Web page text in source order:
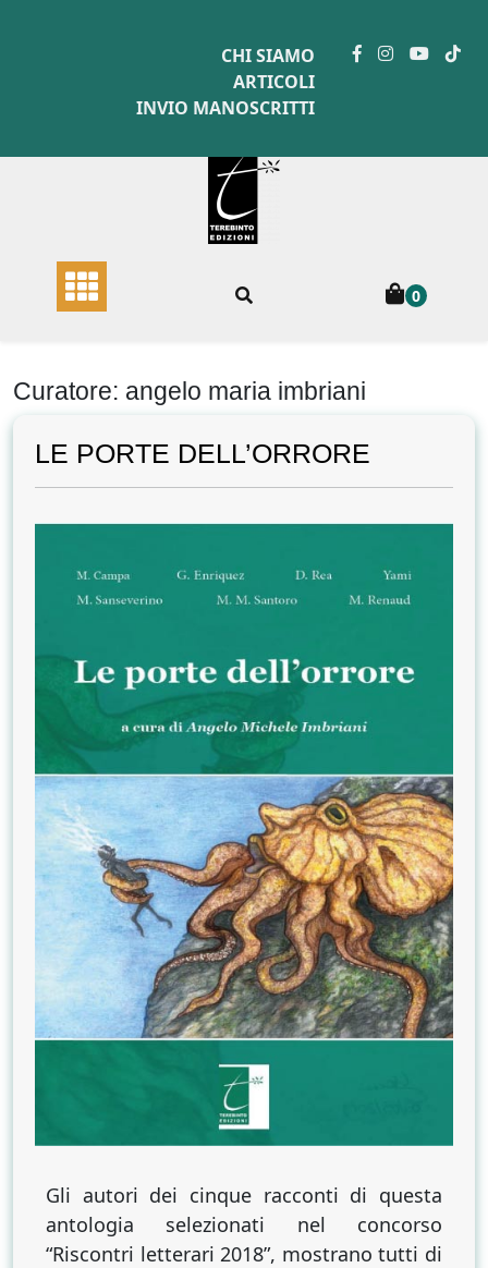
CHI SIAMO
ARTICOLI
INVIO MANOSCRITTI
0
Curatore: angelo maria imbriani
LE PORTE DELL’ORRORE
Gli autori dei cinque racconti di questa
antologia selezionati nel concorso
“Riscontri letterari 2018”, mostrano tutti di